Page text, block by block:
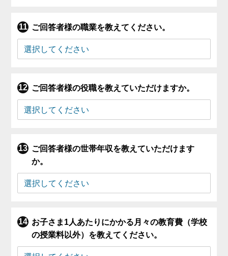
ご回答者様の職業を教えてください。
ご回答者様の役職を教えていただけますか。
ご回答者様の世帯年収を教えていただけます
か。
お子さま1人あたりにかかる月々の教育費（学校
の授業料以外）を教えてください。